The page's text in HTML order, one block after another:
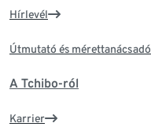
Hírlevél
Útmutató és mérettanácsadó
A Tchibo-ról
Karrier